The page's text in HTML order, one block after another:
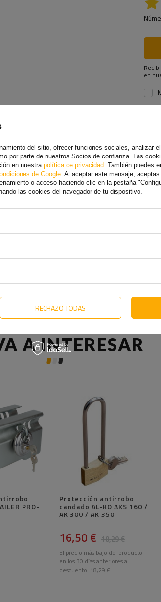
en
1
Haga
A INTERESAR
PRO-
Protección antirrobo
candado AL-KO AKS 160 /
AK 300 / AK 350
18,29 €
16,50 €
El precio más bajo del producto
en los 30 días anteriores al
descuento: 18,29 €
del sitio, ofrecer funciones sociales, analizar
por parte de nuestros Socios de confianza. Las
en nuestra política de privacidad. También puedes
de Google. Al aceptar este mensaje,
o acceso haciendo clic en la pestaña
las cookies del navegador de tu dispositivo.
RECHAZO TODAS